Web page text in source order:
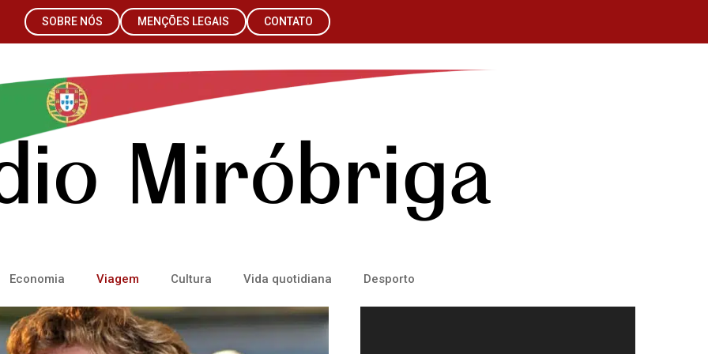
SOBRE NÓS MENÇÕES LEGAIS CONTATO
Economia Viagem Cultura Vida quotidiana Desporto